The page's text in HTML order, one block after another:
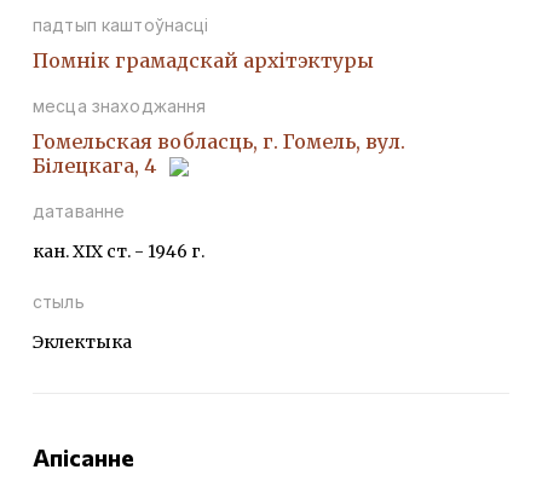
падтып каштоўнасці
Помнiк грамадскай архiтэктуры
месца знаходжання
Гомельская вобласць, г. Гомель, вул.
Білецкага, 4
датаванне
кан. XIX ст. - 1946 г.
стыль
Эклектыка
Апісанне